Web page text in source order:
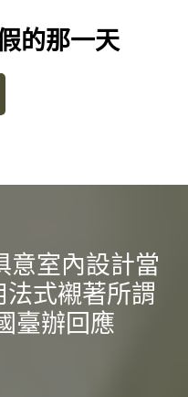
的那一天
意室內設計當
式襯著所謂
臺辦回應